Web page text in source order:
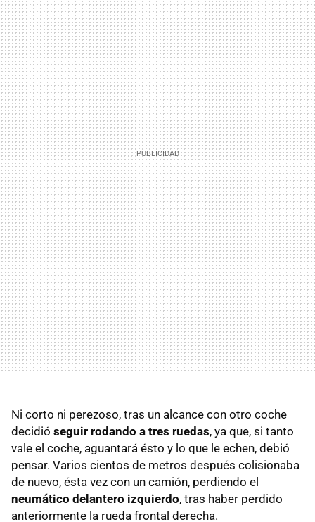
Ni corto ni perezoso, tras un alcance con otro coche
decidió seguir rodando a tres ruedas, ya que, si tanto
vale el coche, aguantará ésto y lo que le echen, debió
pensar. Varios cientos de metros después colisionaba
de nuevo, ésta vez con un camión, perdiendo el
neumático delantero izquierdo, tras haber perdido
anteriormente la rueda frontal derecha.